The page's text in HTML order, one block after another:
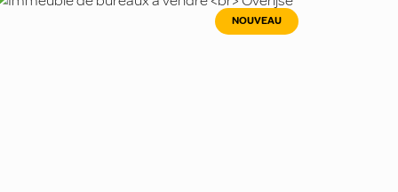
NOUVEAU